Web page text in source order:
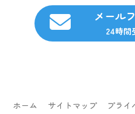
メール
24時間
ホーム サイトマップ プライ